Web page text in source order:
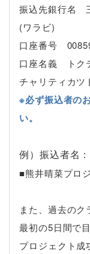
振込先銀行名
(ワラビ)
口座番号
口座名義 トク
チャリティカツ
※必ず振込者の
い。
例）振込者名
■熊井晴菜プロ
また、過去の
最初の5日間で
プロジェクト成